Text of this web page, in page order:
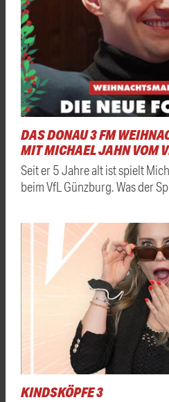
DAS DONAU 3 FM
MIT MICHAEL JAHN VOM
Seit er 5 Jahre alt ist spielt
beim VfL Günzburg. Was der
KINDSKÖPFE 3